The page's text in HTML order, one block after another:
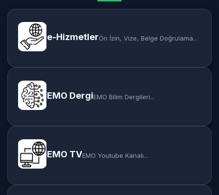
e-HizmetlerÖn İzin, Vize, Belge Doğrulama...
EMO DergiEMO Bilim Dergileri...
EMO TVEMO Youtube Kanalı...